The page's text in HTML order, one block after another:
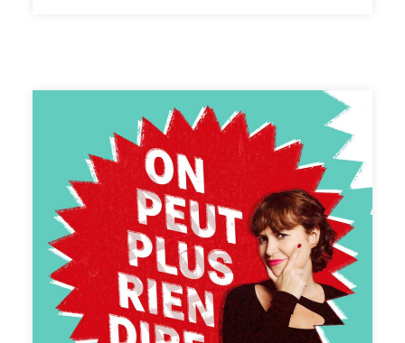
raison de cette exclusion ? Et en réalité, si on exclut
systématiquement un groupe de personnes d’un accès à
un soin, est-ce que ça ne s’appellerait pas tout
simplement une discrimination ?Judith Duportail avec
Anaïs et Marie qui partagent leur expérience, Nelly
Achour, biologiste de la reproduction et Michaël
Grynberg, médecin de la reproduction.CRÉDITS : On
peut plus rien dire est un podcast de Binge Audio animé
par Judith Duportail. Réalisation : Paul Bertiaux.
Production et édition : Charlotte Baix. Générique :
Josselin Bordat (musique) et Bonnie Banane (voix).
Identité graphique : Sébastien Brothier (Upian).
Direction des programmes : Joël Ronez. Direction de la
rédaction : David Carzon. Direction générale : Gabrielle
Boeri-Charles.